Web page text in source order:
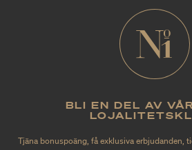
BLI EN DEL AV
Tjäna bonuspoäng, få exklusiva erbjudanden,